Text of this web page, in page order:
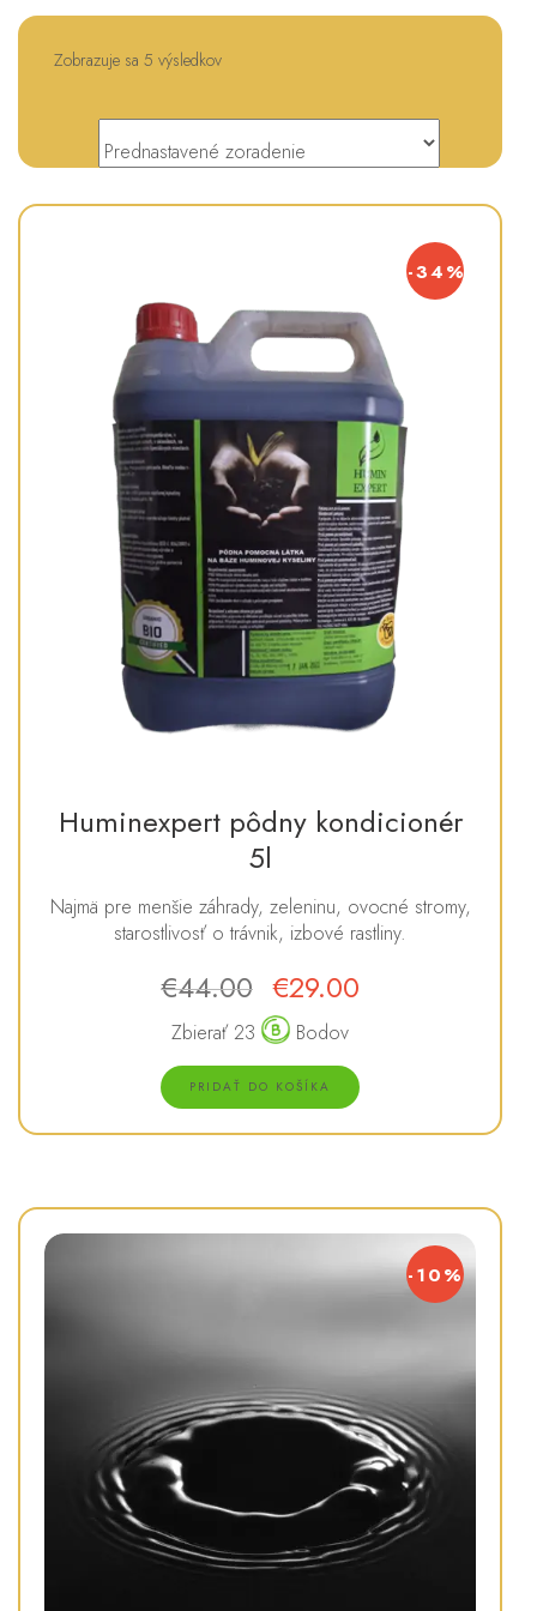
Zobrazuje sa 5 výsledkov
-34%
Huminexpert pôdny kondicionér
5l
Najmä pre menšie záhrady, zeleninu, ovocné stromy,
starostlivosť o trávnik, izbové rastliny.
€44.00
Pôvodná
cena
bola:
€44.00.
€29.00
Zbierať 23 Bodov
PRIDAŤ DO KOŠÍKA
-10%